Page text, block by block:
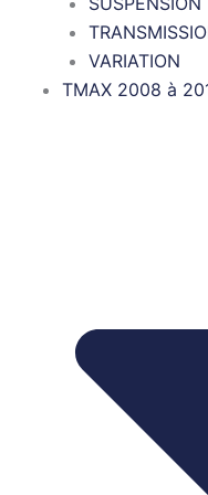
VARIATION
TMAX 2008 à